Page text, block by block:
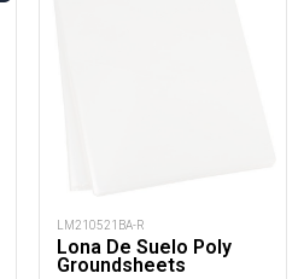
LM210521BA-R
Lona De Suelo Poly
Groundsheets